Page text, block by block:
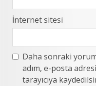
İnternet sitesi
Daha sonraki
adım, e-posta
tarayıcıya